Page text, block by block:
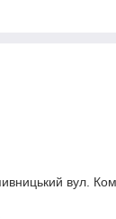
вул.